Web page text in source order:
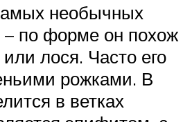
необычных
– по форме он похож
лося. Часто его
рожками. В
в ветках